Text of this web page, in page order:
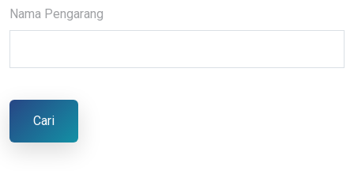
Nama Pengarang
Cari